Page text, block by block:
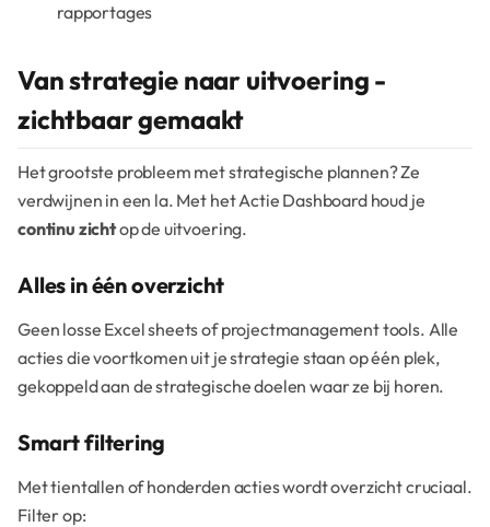
rapportages
Van strategie naar uitvoering -
zichtbaar gemaakt
Het grootste probleem met strategische plannen? Ze
verdwijnen in een la. Met het Actie Dashboard houd je
continu zichtop de uitvoering.
Alles in één overzicht
Geen losse Excel sheets of projectmanagement tools. Alle
acties die voortkomen uit je strategie staan op één plek,
gekoppeld aan de strategische doelen waar ze bij horen.
Smart filtering
Met tientallen of honderden acties wordt overzicht cruciaal.
Filter op: